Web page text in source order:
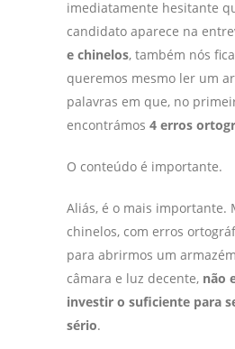
imediatamente hesitante
candidato aparece na
e chinelos, também nós
queremos mesmo ler um
palavras em que, no
encontrámos 4 erros
O conteúdo é importante.
Aliás, é o mais importante.
chinelos, com erros
para abrirmos um
câmara e luz decente, não
investir o suficiente para
sério.